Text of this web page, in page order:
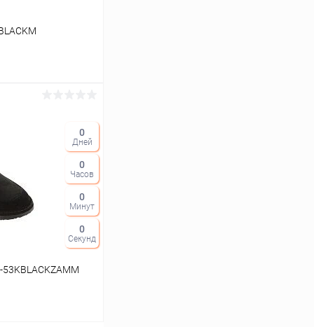
0
Дней
0
Часов
0
Минут
0
Секунд